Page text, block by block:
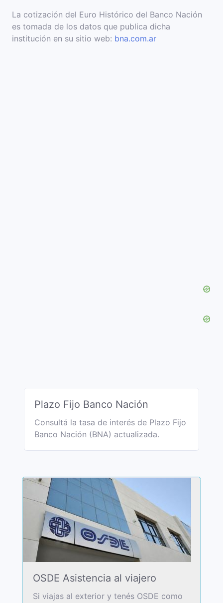
La cotización del Euro Histórico del Banco Nación
es tomada de los datos que publica dicha
institución en su sitio web: bna.com.ar
Plazo Fijo Banco Nación
Consultá la tasa de interés de Plazo Fijo
Banco Nación (BNA) actualizada.
OSDE Asistencia al viajero
Si viajas al exterior y tenés OSDE como